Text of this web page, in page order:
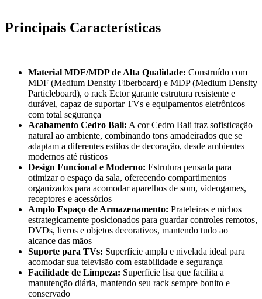
Principais Características
Material MDF/MDP de Alta Qualidade: Construído com
MDF (Medium Density Fiberboard) e MDP (Medium Density
Particleboard), o rack Ector garante estrutura resistente e
durável, capaz de suportar TVs e equipamentos eletrônicos
com total segurança
Acabamento Cedro Bali: A cor Cedro Bali traz sofisticação
natural ao ambiente, combinando tons amadeirados que se
adaptam a diferentes estilos de decoração, desde ambientes
modernos até rústicos
Design Funcional e Moderno: Estrutura pensada para
otimizar o espaço da sala, oferecendo compartimentos
organizados para acomodar aparelhos de som, videogames,
receptores e acessórios
Amplo Espaço de Armazenamento: Prateleiras e nichos
estrategicamente posicionados para guardar controles remotos,
DVDs, livros e objetos decorativos, mantendo tudo ao
alcance das mãos
Suporte para TVs: Superfície ampla e nivelada ideal para
acomodar sua televisão com estabilidade e segurança
Facilidade de Limpeza: Superfície lisa que facilita a
manutenção diária, mantendo seu rack sempre bonito e
conservado